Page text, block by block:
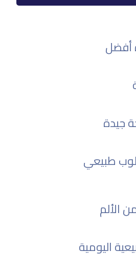
أفضل
جيدة
طبيعي
الألم
اليومية